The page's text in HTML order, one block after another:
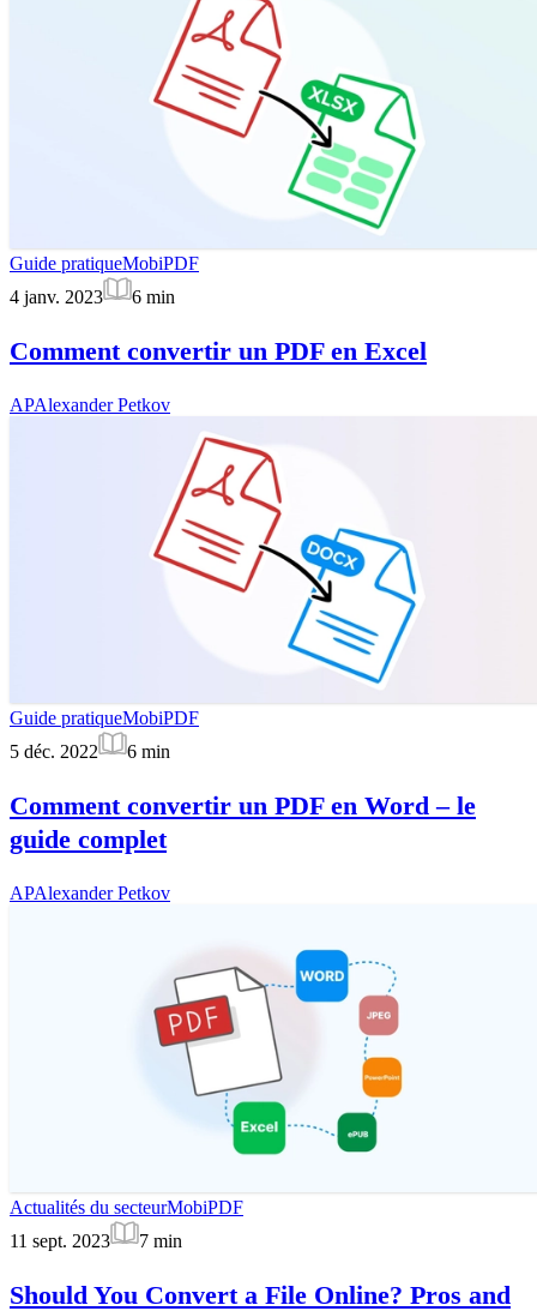
Guide pratiqueMobiPDF
4 janv. 2023
6 min
Comment convertir un PDF en Excel
APAlexander Petkov
Guide pratiqueMobiPDF
5 déc. 2022
6 min
Comment convertir un PDF en Word – le
guide complet
APAlexander Petkov
Actualités du secteurMobiPDF
11 sept. 2023
7 min
Should You Convert a File Online? Pros and